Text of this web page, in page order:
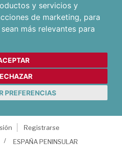
y servicios y
de marketing, para
más relevantes para
PREFERENCIAS
Registrarse
ESPAÑA PENINSULAR